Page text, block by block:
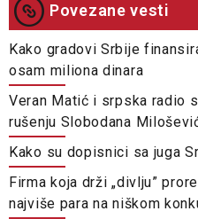
Povezane vesti
Kako gradovi Srbije
osam miliona dinara
Veran Matić i srpska radio
rušenju Slobodana
Kako su dopisnici sa juga
Firma koja drži „divlju”
najviše para na niškom